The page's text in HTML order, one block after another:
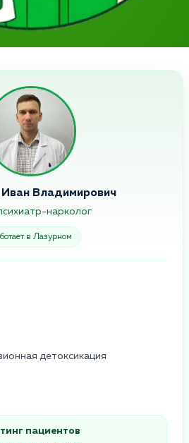
Владимирович
нарколог
в Лазурном
детоксикация
пациентов